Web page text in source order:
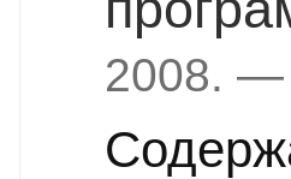
2008. —